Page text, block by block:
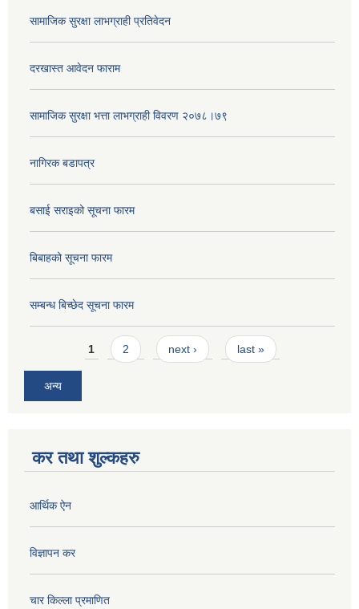
सामाजिक सुरक्षा लाभग्राही प्रतिवेदन
दरखास्त आवेदन फाराम
सामाजिक सुरक्षा भत्ता लाभग्राही विवरण २०७८।७९
नागिरक बडापत्र
बसाई सराइको सूचना फारम
बिबाहको सूचना फारम
सम्बन्ध बिच्छेद सूचना फारम
Pages1 2 next › last »
अन्य
कर तथा शुल्कहरु
आर्थिक ऐन
विज्ञापन कर
चार किल्ला प्रमाणित